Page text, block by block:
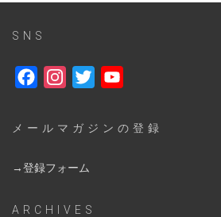
SNS
FacebookInstagram
Twitter
メールマガジンの登録
→登録フォーム
ARCHIVES